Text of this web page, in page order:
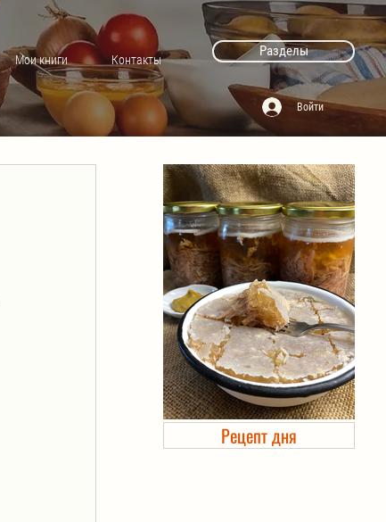
Мои книги Контакты
Разделы
Войти
Холодец в банке. Автоклав
Рецепт дня